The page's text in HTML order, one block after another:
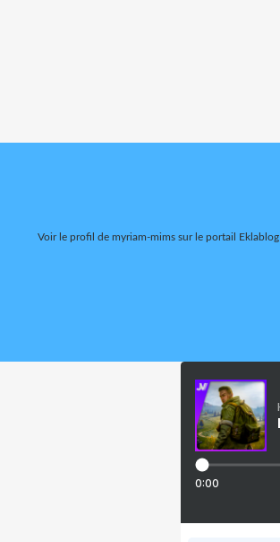
Voir le profil de myriam-mims sur le portail Eklablog
0:00